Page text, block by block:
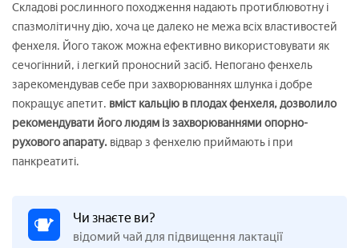
Складові рослинного походження надають протиблювотну і
спазмолітичну дію, хоча це далеко не межа всіх властивостей
фенхеля. Його також можна ефективно використовувати як
сечогінний, і легкий проносний засіб. Непогано фенхель
зарекомендував себе при захворюваннях шлунка і добре
покращує апетит. вміст кальцію в плодах фенхеля, дозволило
рекомендувати його людям із захворюваннями опорно-
рухового апарату. відвар з фенхелю приймають і при
панкреатиті.
Чи знаєте ви?
відомий чай для підвищення лактації